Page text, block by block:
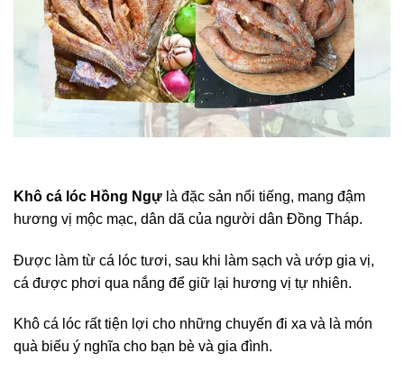
Khô cá lóc Hồng Ngự là đặc sản nổi tiếng, mang đậm
hương vị mộc mạc, dân dã của người dân Đồng Tháp.
Được làm từ cá lóc tươi, sau khi làm sạch và ướp gia vị,
cá được phơi qua nắng để giữ lại hương vị tự nhiên.
Khô cá lóc rất tiện lợi cho những chuyến đi xa và là món
quà biếu ý nghĩa cho bạn bè và gia đình.